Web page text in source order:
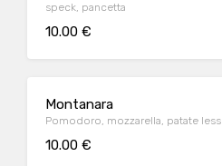
speck, pancetta
10.00 €
Montanara
Pomodoro, mozzarella, patate
10.00 €